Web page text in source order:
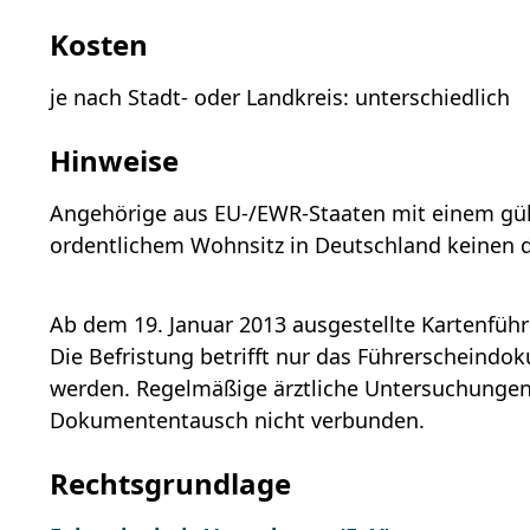
Kosten
je nach Stadt- oder Landkreis: unterschiedlich
Hinweise
Angehörige aus EU-/EWR-Staaten mit einem
ordentlichem Wohnsitz in Deutschland keinen
Ab dem 19. Januar 2013 ausgestellte
Die Befristung betrifft nur das Füh
werden. Regelmäßige ärztliche
Dokumententausch nicht verbunden.
Rechtsgrundlage